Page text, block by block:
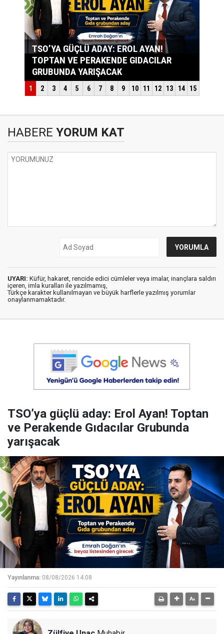
HABERE YORUM KAT
UYARI: Küfür, hakaret, rencide edici cümleler veya imalar, inançlara saldırı
içeren, imla kuralları ile yazılmamış,
Türkçe karakter kullanılmayan ve büyük harflerle yazılmış yorumlar
onaylanmamaktadır.
TSO’ya güçlü aday: Erol Ayan! Toptan
ve Perakende Gıdacılar Grubunda
yarışacak
Yayınlanma: 08/08/2026 14:08